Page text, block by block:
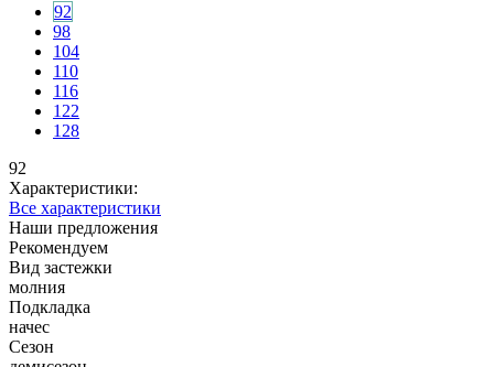
92
98
104
110
116
122
128
92
Характеристики:
Все характеристики
Наши предложения
Рекомендуем
Вид застежки
молния
Подкладка
начес
Сезон